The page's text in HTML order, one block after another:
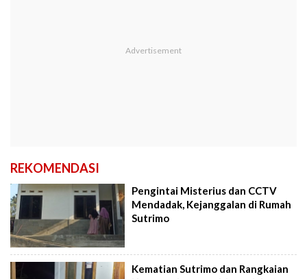
REKOMENDASI
Pengintai Misterius dan CCTV
Mendadak, Kejanggalan di Rumah
Sutrimo
Kematian Sutrimo dan Rangkaian